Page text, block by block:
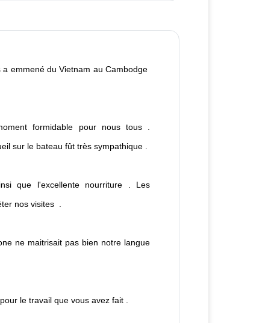
emmené du Vietnam au Cambodge
formidable pour nous tous .
sur le bateau fût très sympathique .
que l'excellente nourriture . Les
nos visites .
ne maitrisait pas bien notre langue
le travail que vous avez fait .